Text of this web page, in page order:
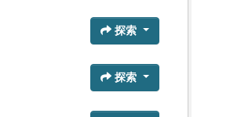
探索
探索